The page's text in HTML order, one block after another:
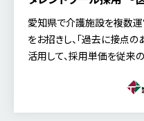
事例～
愛知県で介護施設を複数
をお招きし、「過去に接点
活用して、採用単価を従来
赤裸々に語られた好評のセ